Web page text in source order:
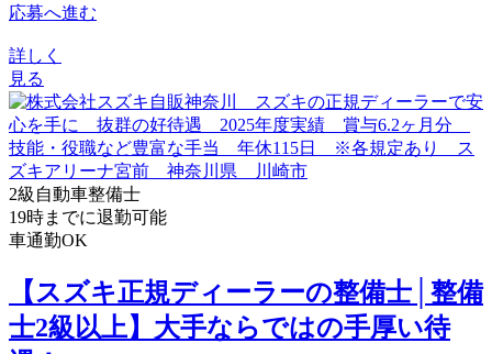
応募へ進む
詳しく
見る
2級自動車整備士
19時までに退勤可能
車通勤OK
【スズキ正規ディーラーの整備士│整備
士2級以上】大手ならではの手厚い待